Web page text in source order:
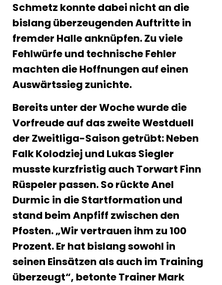
Schmetz konnte dabei nicht an die
bislang überzeugenden Auftritte in
fremder Halle anknüpfen. Zu viele
Fehlwürfe und technische Fehler
machten die Hoffnungen auf einen
Auswärtssieg zunichte.
Bereits unter der Woche wurde die
Vorfreude auf das zweite Westduell
der Zweitliga-Saison getrübt: Neben
Falk Kolodziej und Lukas Siegler
musste kurzfristig auch Torwart Finn
Rüspeler passen. So rückte Anel
Durmic in die Startformation und
stand beim Anpfiff zwischen den
Pfosten. „Wir vertrauen ihm zu 100
Prozent. Er hat bislang sowohl in
seinen Einsätzen als auch im Training
überzeugt“, betonte Trainer Mark